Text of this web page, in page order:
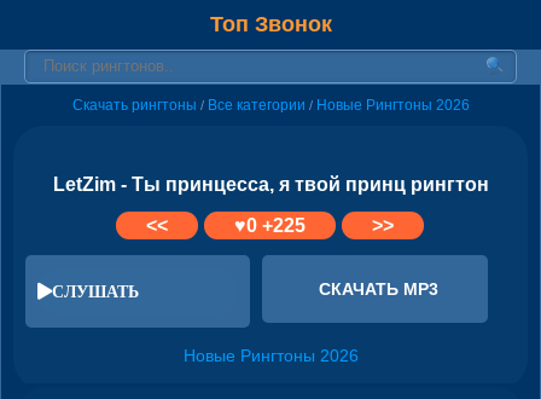
Топ Звонок
Скачать рингтоны / Все категории / Новые Рингтоны 2026
LetZim - Ты принцесса, я твой принц рингтон
<<
♥0+225 >>
СЛУШАТЬ СКАЧАТЬ MP3
Новые Рингтоны 2026